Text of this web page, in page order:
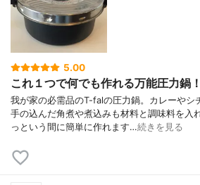
5.00
これ１つで何でも作れる万能圧力鍋！
我が家の必需品のT-falの圧力鍋。カレーやシ
手の込んだ角煮や煮込みも材料と調味料を入
っという間に簡単に作れます…続きを見る